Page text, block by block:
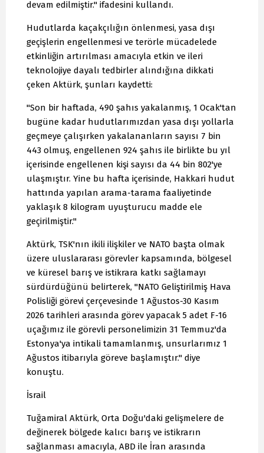
devam edilmiştir." ifadesini kullandı.
Hudutlarda kaçakçılığın önlenmesi, yasa dışı
geçişlerin engellenmesi ve terörle mücadelede
etkinliğin artırılması amacıyla etkin ve ileri
teknolojiye dayalı tedbirler alındığına dikkati
çeken Aktürk, şunları kaydetti:
"Son bir haftada, 490 şahıs yakalanmış, 1 Ocak'tan
bugüne kadar hudutlarımızdan yasa dışı yollarla
geçmeye çalışırken yakalananların sayısı 7 bin
443 olmuş, engellenen 924 şahıs ile birlikte bu yıl
içerisinde engellenen kişi sayısı da 44 bin 802'ye
ulaşmıştır. Yine bu hafta içerisinde, Hakkari hudut
hattında yapılan arama-tarama faaliyetinde
yaklaşık 8 kilogram uyuşturucu madde ele
geçirilmiştir."
Aktürk, TSK'nın ikili ilişkiler ve NATO başta olmak
üzere uluslararası görevler kapsamında, bölgesel
ve küresel barış ve istikrara katkı sağlamayı
sürdürdüğünü belirterek, "NATO Geliştirilmiş Hava
Polisliği görevi çerçevesinde 1 Ağustos-30 Kasım
2026 tarihleri arasında görev yapacak 5 adet F-16
uçağımız ile görevli personelimizin 31 Temmuz'da
Estonya'ya intikali tamamlanmış, unsurlarımız 1
Ağustos itibarıyla göreve başlamıştır." diye
konuştu.
İsrail
Tuğamiral Aktürk, Orta Doğu'daki gelişmelere de
değinerek bölgede kalıcı barış ve istikrarın
sağlanması amacıyla, ABD ile İran arasında